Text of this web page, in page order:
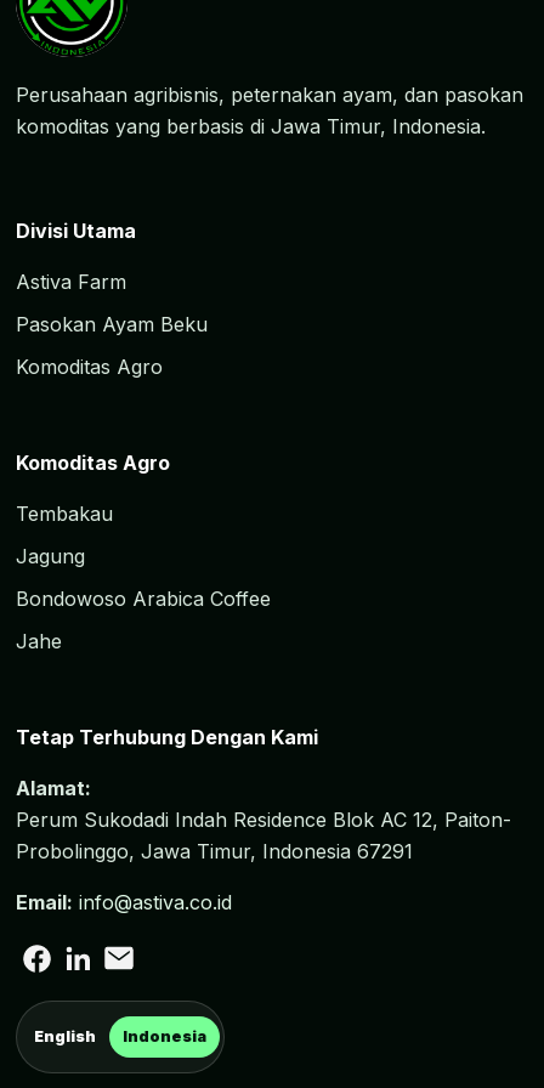
Perusahaan agribisnis, peternakan ayam, dan pasokan
komoditas yang berbasis di Jawa Timur, Indonesia.
Divisi Utama
Astiva Farm
Pasokan Ayam Beku
Komoditas Agro
Komoditas Agro
Tembakau
Jagung
Bondowoso Arabica Coffee
Jahe
Tetap Terhubung Dengan Kami
Alamat:
Perum Sukodadi Indah Residence Blok AC 12, Paiton-
Probolinggo, Jawa Timur, Indonesia 67291
Email: info@astiva.co.id
English Indonesia